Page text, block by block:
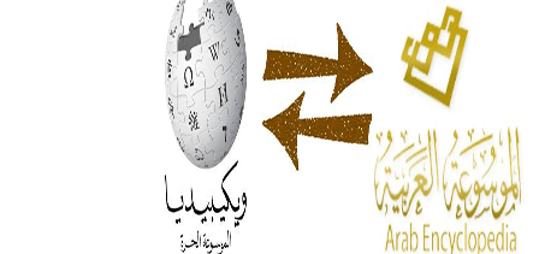
له الفضل بأنه حرر الطب من الدين والفلسفة.
- هل تعلم أن المرجان إفراز حيواني يتكون في البحر ويتركب
من مادة كربونات الكلسيوم، وهو أحمر أو شديد الحمرة وهو
أجود أنواعه، ويمتاز بكبر الحجم ويسمى الش